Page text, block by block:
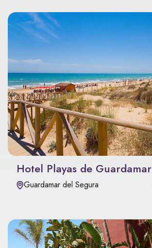
Hotel Playas de Guardamar
Guardamar del Segura